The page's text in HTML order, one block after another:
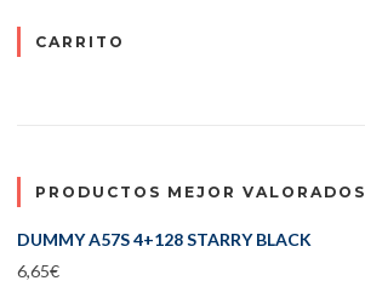
CARRITO
PRODUCTOS MEJOR VALORADOS
DUMMY A57S 4+128 STARRY BLACK
6,65€